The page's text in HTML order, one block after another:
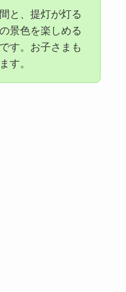
と、提灯が灯る
景色を楽しめる
す。お子さまも
す。